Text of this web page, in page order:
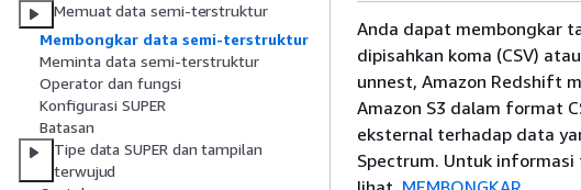
Memuat data semi-terstruktur
Membongkar data semi-terstruktur
Meminta data semi-terstruktur
Operator dan fungsi
Konfigurasi SUPER
Batasan
Tipe data SUPER dan tampilan
terwujud
Anda dapat membongkar
dipisahkan koma (CSV)
unnest, Amazon Redshift
Amazon S3 dalam format
eksternal terhadap data
Spectrum. Untuk informasi